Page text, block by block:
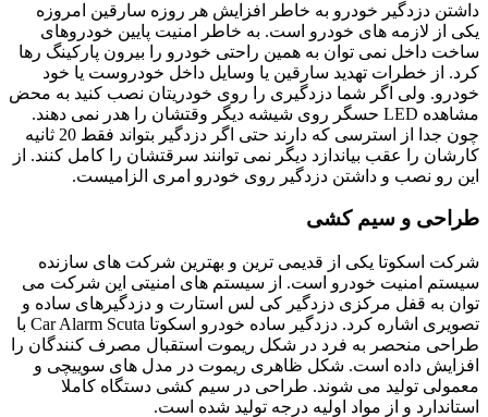
خودرو به خاطر افزایش هر روزه سارقین امروزه
های خودرو است. به خاطر امنیت پایین خودروهای
نمی توان به همین راحتی خودرو را بیرون پارکینگ رها
تهدید سارقین یا وسایل داخل خودروست یا خود
اگر شما دزدگیری را روی خودریتان نصب کنید به محض
مشاهده LED حسگر روی شیشه دیگر وقتشان را هدر نمی دهند.
چون جدا از استرسی که دارند حتی اگر دزدگیر بتواند فقط 20 ثانیه
بیاندازد دیگر نمی توانند سرقتشان را کامل کنند. از
و داشتن دزدگیر روی خودرو امری الزامیست.
سیم کشی
یکی از قدیمی ترین و بهترین شرکت های سازنده
خودرو است. از سیستم های امنیتی این شرکت می
مرکزی دزدگیر کی لس استارت و دزدگیرهای ساده و
تصویری اشاره کرد. دزدگیر ساده خودرو اسکوتا Car Alarm Scuta با
به فرد در شکل ریموت استقبال مصرف کنندگان را
است. شکل ظاهری ریموت در مدل های سوییچی و
می شوند. طراحی در سیم کشی دستگاه کاملا
و از مواد اولیه درجه تولید شده است.